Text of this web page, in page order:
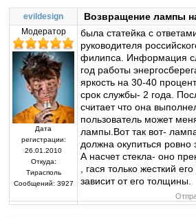
evildesign Возвращение лампы
Модератор
Дата
регистрации:
26.01.2010
Откуда:
Тирасполь
Сообщений: 3927
была статейка с
руководителя
филипса. Информация
год работы
яркость на 30-40
срок службы- 2 года.
считает что она
пользователь может
лампы.Вот так вот-
должна окупиться ровно
А насчет стекла- оно
, гася только жесткий
зависит от его толщины.